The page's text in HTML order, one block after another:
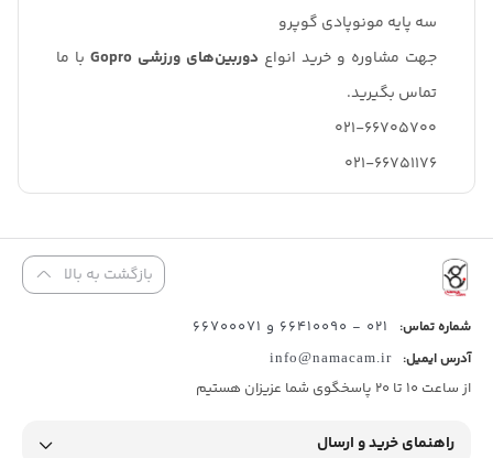
سه پایه مونوپادی گوپرو
جهت مشاوره و خرید انواع دوربین‌های ورزشی Gopro
با ما
تماس بگیرید.
021-66705700
021-66751176
بازگشت به بالا
شماره تماس: 021 - 66410090 و 66700071
آدرس ایمیل: info@namacam.ir
از ساعت 10 تا 20 پاسخگوی شما عزیزان هستیم
راهنمای خرید و ارسال